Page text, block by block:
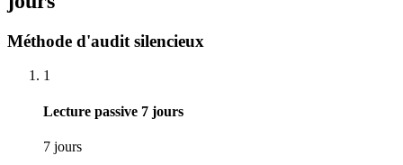
Méthode d'audit silencieux
1
Lecture passive 7 jours
7 jours